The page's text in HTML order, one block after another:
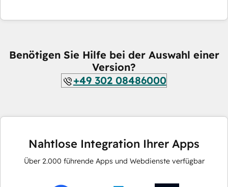
Benötigen Sie Hilfe bei der Auswahl einer
Version?
+49 302 08486000
Nahtlose Integration Ihrer Apps
Über 2.000 führende Apps und Webdienste verfügbar